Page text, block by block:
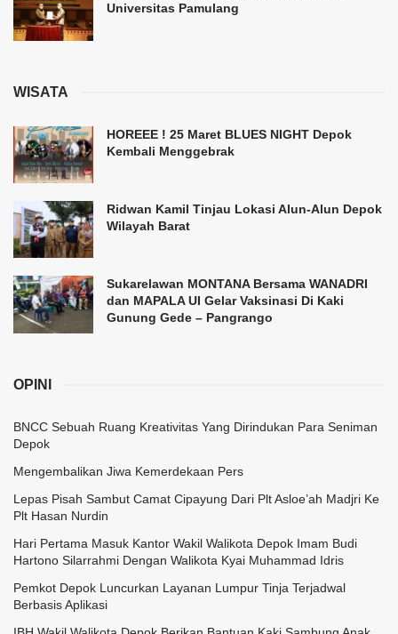
Universitas Pamulang
WISATA
HOREEE ! 25 Maret BLUES NIGHT Depok
Kembali Menggebrak
Ridwan Kamil Tinjau Lokasi Alun-Alun Depok
Wilayah Barat
Sukarelawan MONTANA Bersama WANADRI
dan MAPALA UI Gelar Vaksinasi Di Kaki
Gunung Gede – Pangrango
OPINI
BNCC Sebuah Ruang Kreativitas Yang Dirindukan Para Seniman
Depok
Mengembalikan Jiwa Kemerdekaan Pers
Lepas Pisah Sambut Camat Cipayung Dari Plt Asloe’ah Madjri Ke
Plt Hasan Nurdin
Hari Pertama Masuk Kantor Wakil Walikota Depok Imam Budi
Hartono Silarrahmi Dengan Walikota Kyai Muhammad Idris
Pemkot Depok Luncurkan Layanan Lumpur Tinja Terjadwal
Berbasis Aplikasi